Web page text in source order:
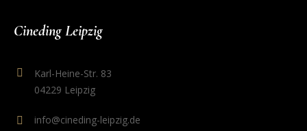
Cineding Leipzig
Karl-Heine-Str. 83
04229 Leipzig
info@cineding-leipzig.de